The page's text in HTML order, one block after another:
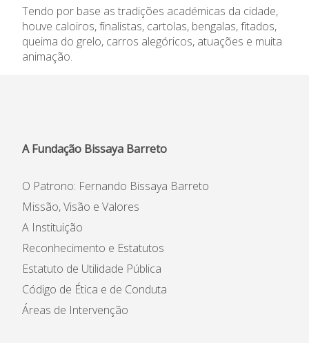
Ofertas de emprego
Regulamentos
Jornal “O Coreto”
Academia de LínguasEnsino Profissional
Ofertas de Emprego
Ano Letivo
APEE
Notícias
Tendo por base as tradições académicas da cidade,
houve caloiros, finalistas, cartolas, bengalas, fitados,
queima do grelo, carros alegóricos, atuações e muita
animação.
A Fundação Bissaya Barreto
O Patrono: Fernando Bissaya Barreto
Missão, Visão e Valores
A Instituição
Reconhecimento e Estatutos
Estatuto de Utilidade Pública
Código de Ética e de Conduta
Áreas de Intervenção